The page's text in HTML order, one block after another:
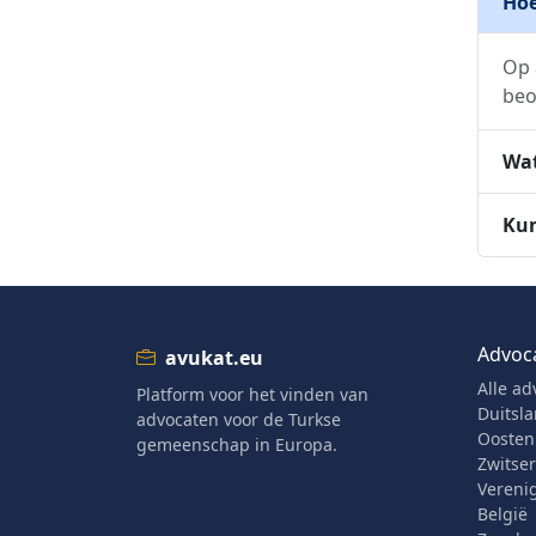
Op
avukat.eu
Platform voor het vinden van
advocaten voor de Turkse
gemeenschap in Europa.
Alle
België